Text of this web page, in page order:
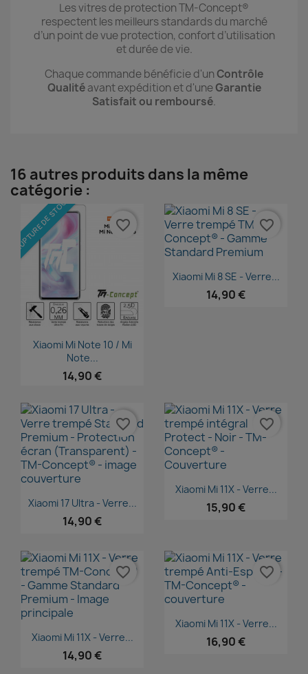
Les vitres de protection TM-Concept®
respectent les meilleurs standards du marché
d’un point de vue protection, confort d’utilisation
et durée de vie.
Chaque commande bénéficie d'un Contrôle
Qualitéavant expédition et d'uneGarantie
Satisfait ou remboursé.
16 autres produits dans la même
catégorie :
Aperçu rapide
Xiaomi Mi Note 10 / Mi
Note...
14,90 €
RUPTURE DE STOCK favorite_border
Aperçu rapide
Xiaomi Mi 8 SE - Verre...
14,90 €
favorite_border
Aperçu rapide
Xiaomi 17 Ultra - Verre...
14,90 €
favorite_border
Aperçu rapide
Xiaomi Mi 11X - Verre...
15,90 €
favorite_border
Aperçu rapide
Xiaomi Mi 11X - Verre...
14,90 €
favorite_border
Aperçu rapide
Xiaomi Mi 11X - Verre...
16,90 €
favorite_border